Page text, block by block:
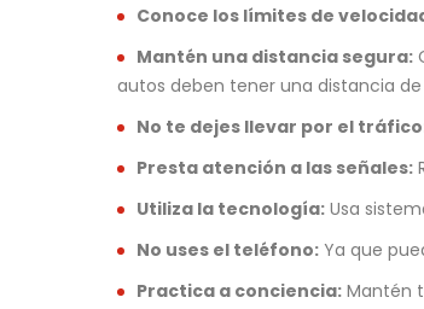
Conoce los límites de
Mantén una distancia segura:
autos deben tener una distancia
No te dejes llevar por el
Presta atención a las señales:
Utiliza la tecnología: Usa
No uses el teléfono: Ya que
Practica a conciencia: Mantén